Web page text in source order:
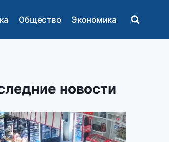
Общество Экономика
новости